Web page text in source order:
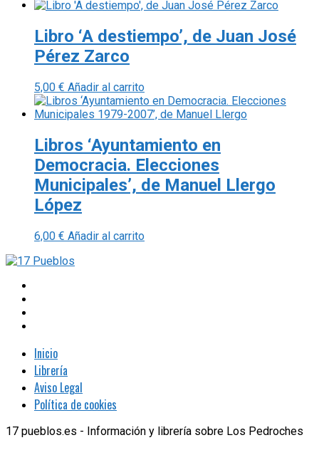
Libro ‘A destiempo’, de Juan José
Pérez Zarco
5,00 € Añadir al carrito
Libros ‘Ayuntamiento en
Democracia. Elecciones
Municipales’, de Manuel Llergo
López
6,00 € Añadir al carrito
Inicio
Librería
Aviso Legal
Política de cookies
17 pueblos.es - Información y librería sobre Los Pedroches